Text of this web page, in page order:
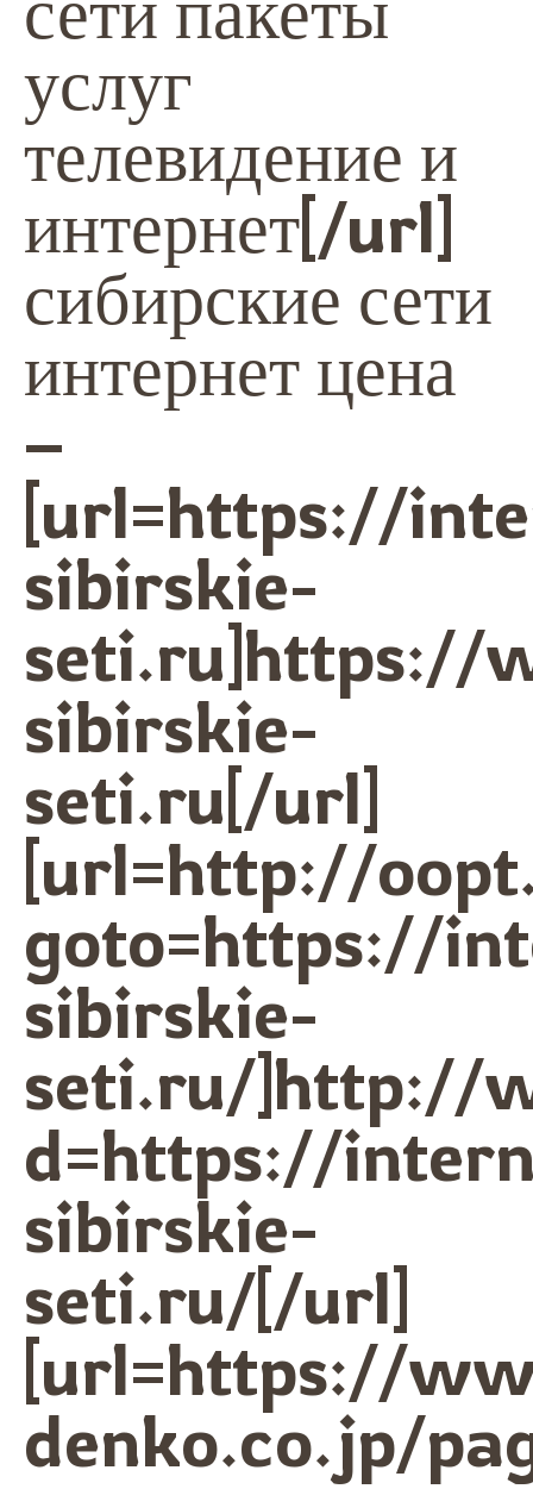
услуг
телевидение и
интернет[/url]
сибирские сети
интернет цена
–
[url=https://
sibirskie-
seti.ru]https://
sibirskie-
seti.ru[/url]
[url=http://
goto=https://
sibirskie-
seti.ru/]http://
d=https://
sibirskie-
seti.ru/[/url]
[url=https://
denko.co.jp/